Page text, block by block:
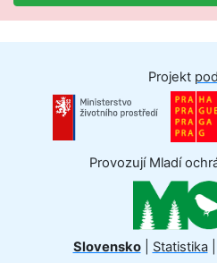
Projekt
Provozují Mladí
Slovensko| Statistika|